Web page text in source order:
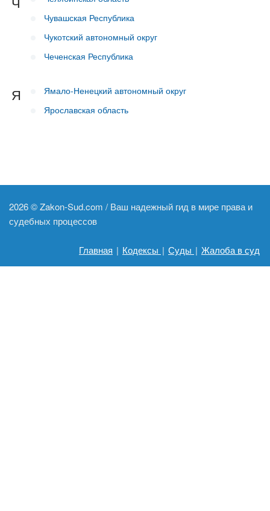
Чувашская Республика
Чукотский автономный округ
Чеченская Республика
Я
Ямало-Ненецкий автономный округ
Ярославская область
2026 ©Zakon-Sud.com / Ваш надежный гид в мире права и
судебных процессов
Главная | Кодексы | Суды | Жалоба в суд